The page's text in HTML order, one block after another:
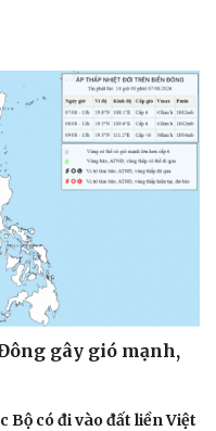
gây gió mạnh,
Bộ có đi vào đất liền Việt